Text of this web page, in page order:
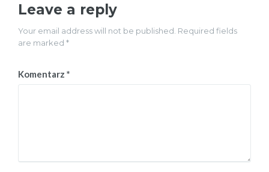
Leave a reply
Your email address will not be published. Required fields
are marked *
Komentarz *